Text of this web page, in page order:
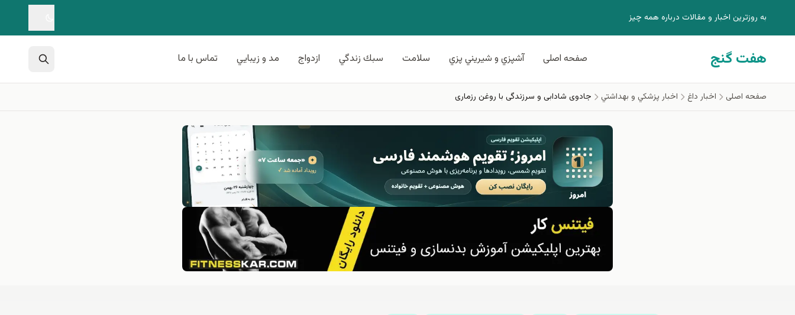
به روزترين اخبار و مقالات درباره همه چيز
هفت گنج صفحه اصلی آشپزي و شيريني پزي سلامت سبك زندگي ازدواج مد و زيبايي تماس با ما
صفحه اصلی اخبار داغ اخبار پزشكي و بهداشتي جادوی شادابی و سرزندگی با روغن رزماری